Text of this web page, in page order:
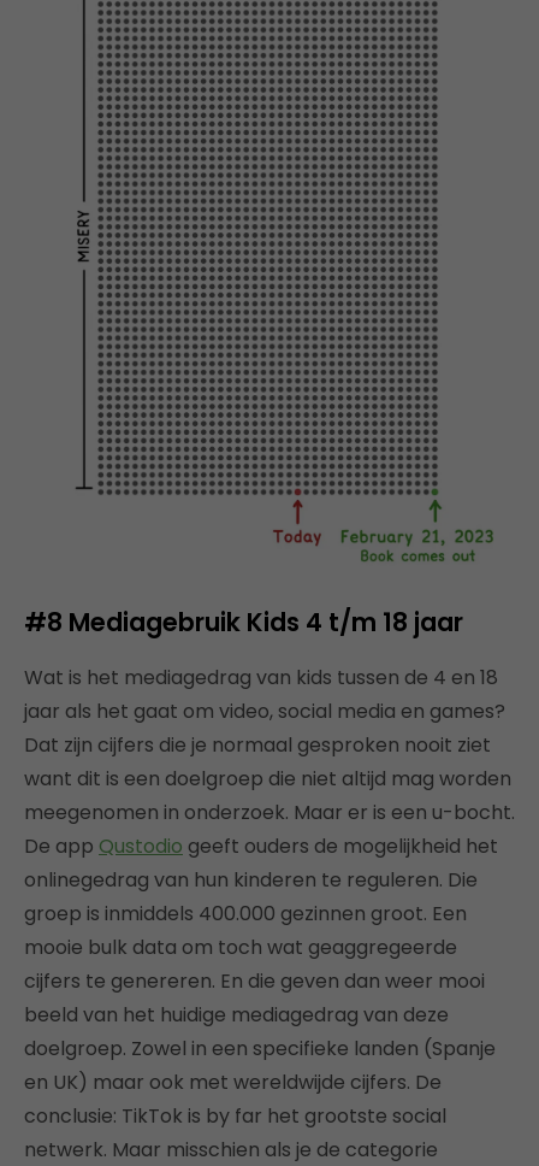
#8 Mediagebruik Kids 4 t/m 18 jaar
Wat is het mediagedrag van kids tussen de 4 en 18
jaar als het gaat om video, social media en games?
Dat zijn cijfers die je normaal gesproken nooit ziet
want dit is een doelgroep die niet altijd mag worden
meegenomen in onderzoek. Maar er is een u-bocht.
De app Qustodio geeft ouders de mogelijkheid het
onlinegedrag van hun kinderen te reguleren. Die
groep is inmiddels 400.000 gezinnen groot. Een
mooie bulk data om toch wat geaggregeerde
cijfers te genereren. En die geven dan weer mooi
beeld van het huidige mediagedrag van deze
doelgroep. Zowel in een specifieke landen (Spanje
en UK) maar ook met wereldwijde cijfers. De
conclusie: TikTok is by far het grootste social
netwerk. Maar misschien als je de categorie